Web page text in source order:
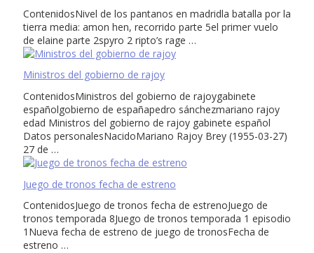
ContenidosNivel de los pantanos en madridla batalla por la
tierra media: amon hen, recorrido parte 5el primer vuelo
de elaine parte 2spyro 2 ripto’s rage …
Ministros del gobierno de rajoy
ContenidosMinistros del gobierno de rajoygabinete
españolgobierno de españapedro sánchezmariano rajoy
edad Ministros del gobierno de rajoy gabinete español
Datos personalesNacidoMariano Rajoy Brey (1955-03-27)
27 de …
Juego de tronos fecha de estreno
ContenidosJuego de tronos fecha de estrenoJuego de
tronos temporada 8Juego de tronos temporada 1 episodio
1Nueva fecha de estreno de juego de tronosFecha de
estreno …